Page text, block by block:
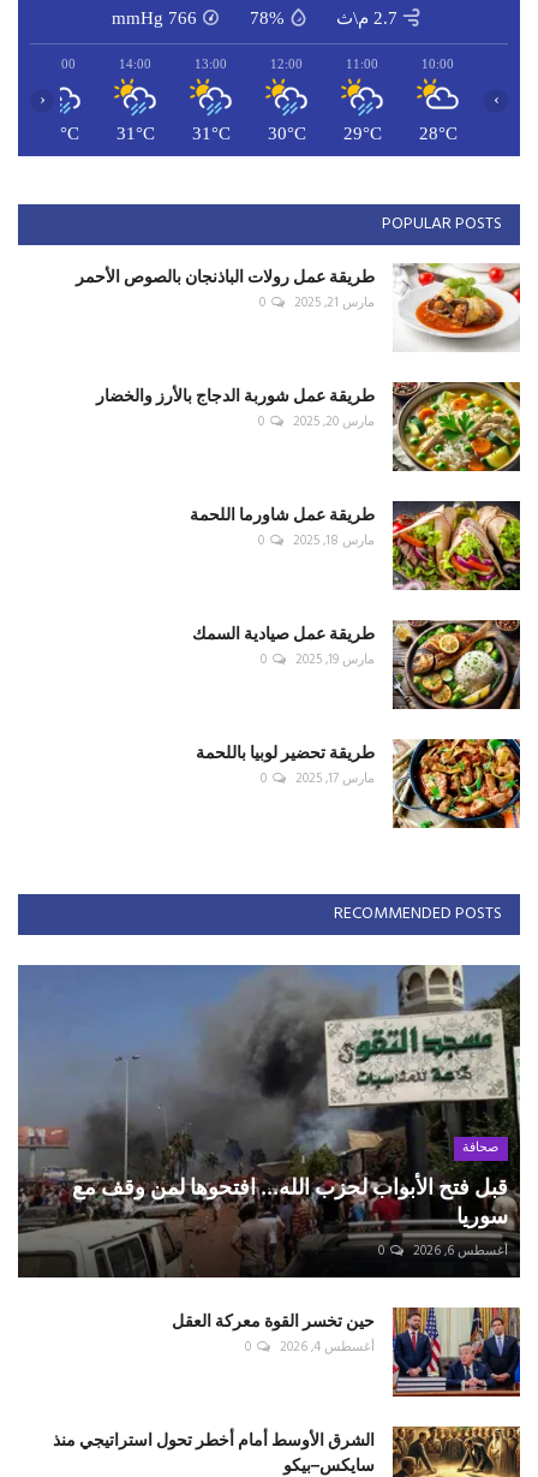
2.7 م\ث 78%
766
mmHg
10:00
28°C
11:00
29°C
12:00
30°C
13:00
31°C
14:00
31°C
15:00
31°C
‹ ›
POPULAR POSTS
طريقة عمل رولات الباذنجان بالصوص الأحمر
مارس 21, 2025 0
طريقة عمل شوربة الدجاج بالأرز والخضار
مارس 20, 2025 0
طريقة عمل شاورما اللحمة
مارس 18, 2025 0
طريقة عمل صيادية السمك
مارس 19, 2025 0
طريقة تحضير لوبيا باللحمة
مارس 17, 2025 0
RECOMMENDED POSTS
صحافة
قبل فتح الأبواب لحزب الله... افتحوها لمن وقف مع
سوريا
أغسطس 6, 2026 0
حين تخسر القوة معركة العقل
أغسطس 4, 2026 0
الشرق الأوسط أمام أخطر تحول استراتيجي منذ
سايكس–بيكو